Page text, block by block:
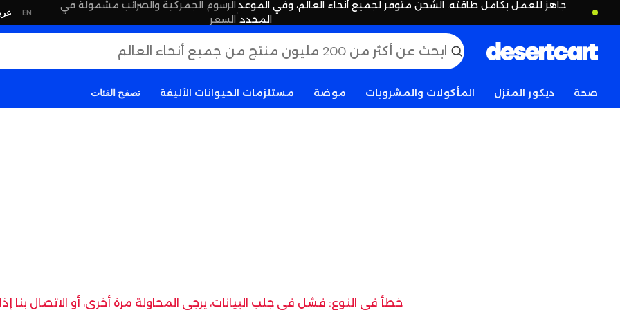
جاهز للعمل بكامل طاقته. الشحن متوفر لجميع أنحاء العالم، وفي الموعد
المحدد.
·
الرسوم الجمركية والضرائب مشمولة في
السعر
EN
|
صحة ديكور المنزل المأكولات والمشروبات موضة مستلزمات الحيوانات الأليفة تصفح الفئات
خطأ في النوع: فشل في جلب البيانات، يرجى المحاولة مرة أخرى، أو الاتصال بنا